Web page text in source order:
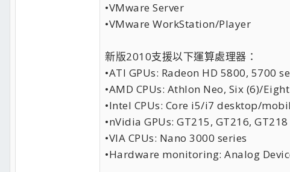
•VMware Server
•VMware WorkStation/Player
新版2010支援以下運算處理器：
•ATI GPUs: Radeon HD 5800, 5700
•AMD CPUs: Athlon Neo, Six (6)/
•Intel CPUs: Core i5/i7 desktop/
•nVidia GPUs: GT215, GT216,
•VIA CPUs: Nano 3000 series
•Hardware monitoring: Analog